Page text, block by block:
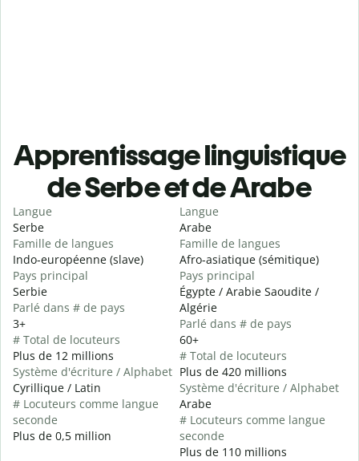
Apprentissage linguistique
de Serbe et de Arabe
Langue
Serbe
Famille de langues
Indo-européenne (slave)
Pays principal
Serbie
Parlé dans # de pays
3+
# Total de locuteurs
Plus de 12 millions
Système d'écriture / Alphabet
Cyrillique / Latin
# Locuteurs comme langue
seconde
Plus de 0,5 million
Langue
Arabe
Famille de langues
Afro-asiatique (sémitique)
Pays principal
Égypte / Arabie Saoudite /
Algérie
Parlé dans # de pays
60+
# Total de locuteurs
Plus de 420 millions
Système d'écriture / Alphabet
Arabe
# Locuteurs comme langue
seconde
Plus de 110 millions